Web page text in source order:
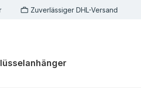
Zuverlässiger DHL-Versand